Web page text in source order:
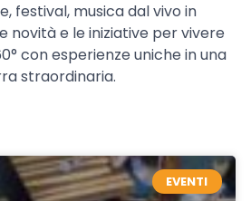
festival, musica dal vivo in
novità e le iniziative per vivere
con esperienze uniche in una
straordinaria.
EVENTI